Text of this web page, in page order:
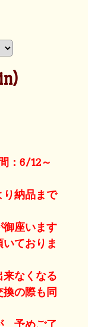
：6/12～
り納品まで
御座います
ておりま
来なくなる
の際も同